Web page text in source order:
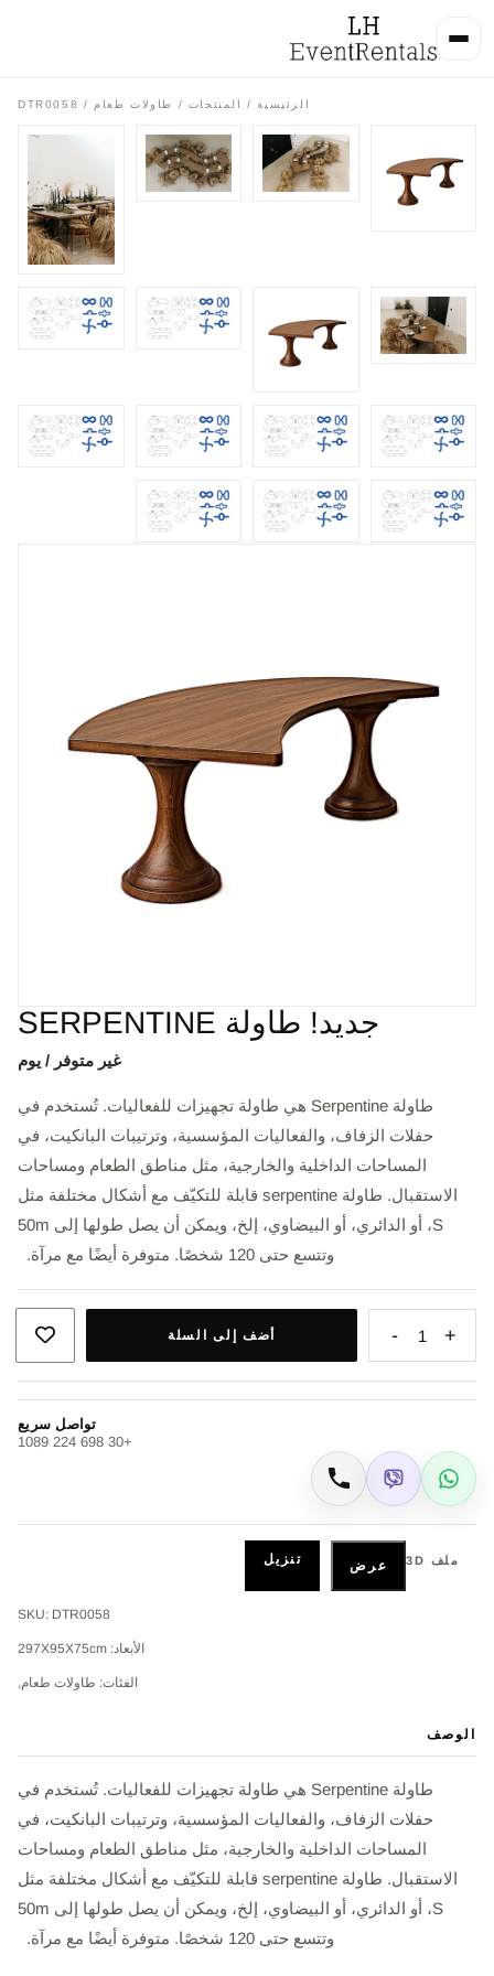
الرئيسية/ المنتجات / طاولات طعام / DTR0058
جديد! طاولة SERPENTINE
غير متوفر / يوم
طاولة Serpentine هي طاولة تجهيزات للفعاليات. تُستخدم في
حفلات الزفاف، والفعاليات المؤسسية، وترتيبات البانكيت، في
المساحات الداخلية والخارجية، مثل مناطق الطعام ومساحات
الاستقبال. طاولة serpentine قابلة للتكيّف مع أشكال مختلفة مثل
S، أو الدائري، أو البيضاوي، إلخ، ويمكن أن يصل طولها إلى 50m
وتتسع حتى 120 شخصًا. متوفرة أيضًا مع مرآة.
+
1
- أضف إلى السلة
تواصل سريع
+30 698 224 1089
WhatsApp
Viber اتصال
ملف 3D عرض تنزيل
SKU: DTR0058
الأبعاد: 297X95X75cm
الفئات: طاولات طعام,
الوصف
طاولة Serpentine هي طاولة تجهيزات للفعاليات. تُستخدم في
حفلات الزفاف، والفعاليات المؤسسية، وترتيبات البانكيت، في
المساحات الداخلية والخارجية، مثل مناطق الطعام ومساحات
الاستقبال. طاولة serpentine قابلة للتكيّف مع أشكال مختلفة مثل
S، أو الدائري، أو البيضاوي، إلخ، ويمكن أن يصل طولها إلى 50m
وتتسع حتى 120 شخصًا. متوفرة أيضًا مع مرآة.